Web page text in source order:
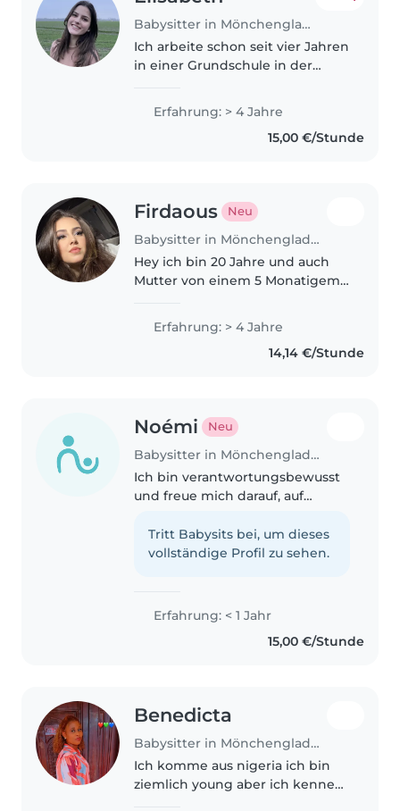
Babysitter in Mönchengladbach
Ich arbeite schon seit vier Jahren
in einer Grundschule in der
studiere seit einem Jahr Soziale
Arbeit. 🥰 Ich habe auch ab und
zu gebabysittet und schon
Erfahrung: > 4 Jahre
15,00 €/Stunde
Firdaous Neu
Babysitter in Mönchengladbach
Hey ich bin 20 Jahre und auch
Mutter von einem 5 Monatigem
nur Zuhauses und würde gerne
einfach von Zuhause aus
Arbeiten. Ich mag sehr gerne
Erfahrung: > 4 Jahre
14,14 €/Stunde
Noémi Neu
Babysitter in Mönchengladbach
Ich bin verantwortungsbewusst
und freue mich darauf, auf
vorzulesen und Spiele zu spielen.
Erfahrung mit Kindern im
Tritt Babysits bei, um dieses
vollständige Profil zu sehen.
Erfahrung: < 1 Jahr
15,00 €/Stunde
Benedicta
Babysitter in Mönchengladbach
Ich komme aus nigeria ich bin
ziemlich young aber ich kenne